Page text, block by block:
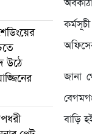
উঠে
জানা
বাড়ি